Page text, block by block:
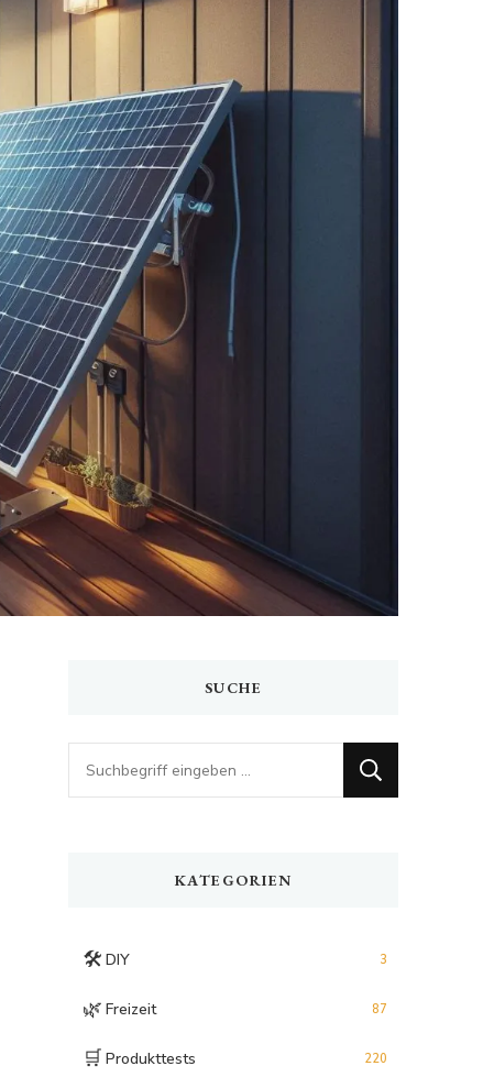
SUCHE
Looking
for
KATEGORIEN
🛠️ DIY 3
🌿 Freizeit 87
🛒 Produkttests 220